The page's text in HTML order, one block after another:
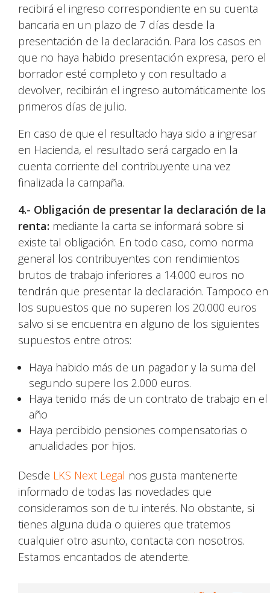
recibirá el ingreso correspondiente en su cuenta
bancaria en un plazo de 7 días desde la
presentación de la declaración. Para los casos en
que no haya habido presentación expresa, pero el
borrador esté completo y con resultado a
devolver, recibirán el ingreso automáticamente los
primeros días de julio.
En caso de que el resultado haya sido a ingresar
en Hacienda, el resultado será cargado en la
cuenta corriente del contribuyente una vez
finalizada la campaña.
4.- Obligación de presentar la declaración de la
renta: mediante la carta se informará sobre si
existe tal obligación. En todo caso, como norma
general los contribuyentes con rendimientos
brutos de trabajo inferiores a 14.000 euros no
tendrán que presentar la declaración. Tampoco en
los supuestos que no superen los 20.000 euros
salvo si se encuentra en alguno de los siguientes
supuestos entre otros:
Haya habido más de un pagador y la suma del
segundo supere los 2.000 euros.
Haya tenido más de un contrato de trabajo en el
año
Haya percibido pensiones compensatorias o
anualidades por hijos.
Desde LKS Next Legal nos gusta mantenerte
informado de todas las novedades que
consideramos son de tu interés. No obstante, si
tienes alguna duda o quieres que tratemos
cualquier otro asunto, contacta con nosotros.
Estamos encantados de atenderte.